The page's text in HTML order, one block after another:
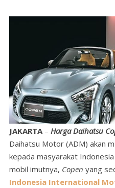
JAKARTA– Harga Daihatsu
Daihatsu Motor (ADM) akan
kepada masyarakat
mobil imutnya, Copen yang
Indonesia International